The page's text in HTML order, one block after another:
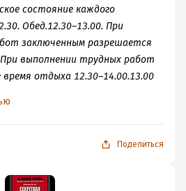
состояние каждого
Обед.12.30–13.00. При
заключенным разрешается
выполнении трудных работ
отдыха 12.30–14.00.13.00
Поделиться